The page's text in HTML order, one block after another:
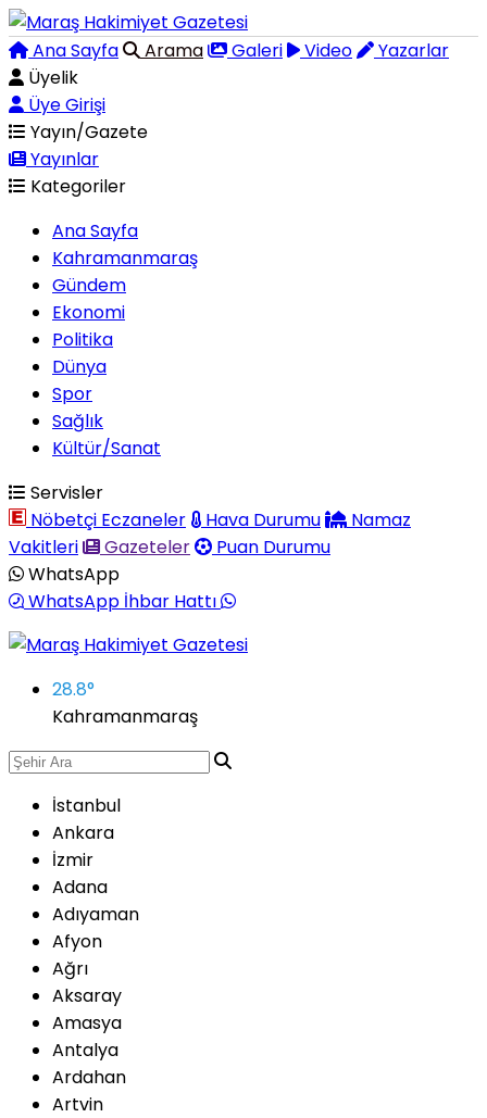
Ana Sayfa Arama Galeri Video
Yazarlar
Üyelik
Üye Girişi
Yayın/Gazete
Yayınlar
Kategoriler
Ana Sayfa
Kahramanmaraş
Gündem
Ekonomi
Politika
Dünya
Spor
Sağlık
Kültür/Sanat
Servisler
Nöbetçi Eczaneler
Hava Durumu
Namaz
Vakitleri
Gazeteler
Puan Durumu
WhatsApp
WhatsApp İhbar Hattı
28.8°
Kahramanmaraş
İstanbul
Ankara
İzmir
Adana
Adıyaman
Afyon
Ağrı
Aksaray
Amasya
Antalya
Ardahan
Artvin